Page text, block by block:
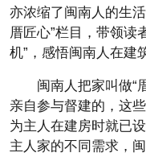
亦浓缩了闽南人的生
厝匠心”栏目，带领读
机”，感悟闽南人在建
闽南人把家叫做“
亲自参与督建的，这
为主人在建房时就已
主人家的不同需求，